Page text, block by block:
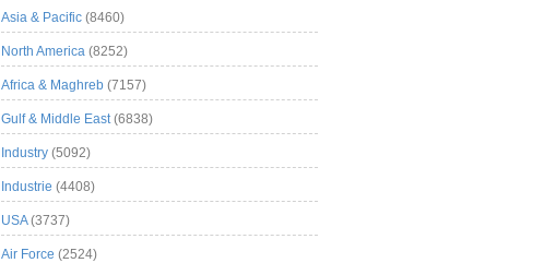
Asia & Pacific (8460)
North America (8252)
Africa & Maghreb (7157)
Gulf & Middle East(6838)
Industry (5092)
Industrie (4408)
USA(3737)
Air Force (2524)